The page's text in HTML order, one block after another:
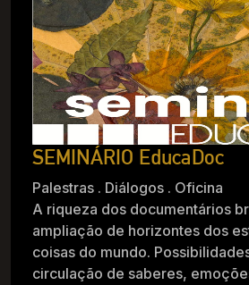
SEMINÁRIO EducaDoc
Palestras . Diálogos . Oficina
A riqueza dos documentários
ampliação de horizontes dos
coisas do mundo.
circulação de saberes,